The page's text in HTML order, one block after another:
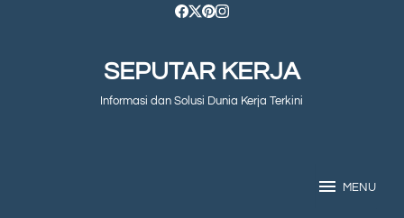
SEPUTAR KERJA
Informasi dan Solusi Dunia Kerja Terkini
MENU